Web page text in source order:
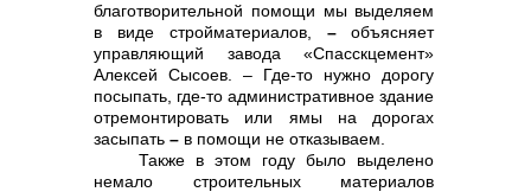
благотворительной помощи мы выделяем
в виде стройматериалов, –объясняет
управляющий завода «Спасскцемент»
Алексей Сысоев. – Где-то нужно дорогу
посыпать, где-то административное здание
отремонтировать или ямы на дорогах
засыпать – в помощи не отказываем.
Также в этом году было выделено
немало строительных материалов